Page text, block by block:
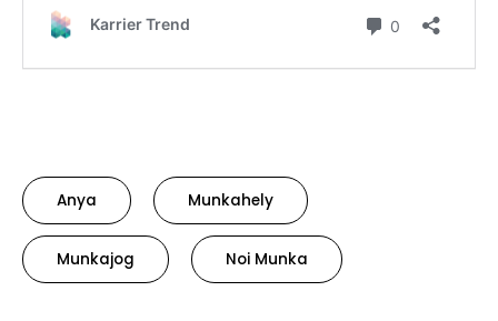
Anya Munkahely
Munkajog Noi Munka